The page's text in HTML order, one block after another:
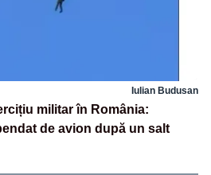
Iulian Budusan
militar în România:
de avion după un salt